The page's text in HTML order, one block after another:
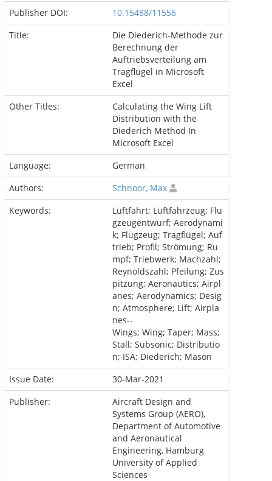
Publisher DOI:
10.15488/11556
Title:
Die Diederich-Methode zur
Berechnung der
Auftriebsverteilung am
Tragflügel in Microsoft
Excel
Other Titles:
Calculating the Wing Lift
Distribution with the
Diederich Method In
Microsoft Excel
Language:
German
Authors:
Schnoor, Max
Keywords:
Luftfahrt; Luftfahrzeug; Flu
gzeugentwurf; Aerodynami
k; Flugzeug; Tragflügel; Auf
trieb; Profil; Strömung; Ru
mpf; Triebwerk; Machzahl;
Reynoldszahl; Pfeilung; Zus
pitzung; Aeronautics; Airpl
anes; Aerodynamics; Desig
n; Atmosphere; Lift; Airpla
nes--
Wings; Wing; Taper; Mass;
Stall; Subsonic; Distributio
n; ISA; Diederich; Mason
Issue Date:
30-Mar-2021
Publisher:
Aircraft Design and
Systems Group (AERO),
Department of Automotive
and Aeronautical
Engineering, Hamburg
University of Applied
Sciences